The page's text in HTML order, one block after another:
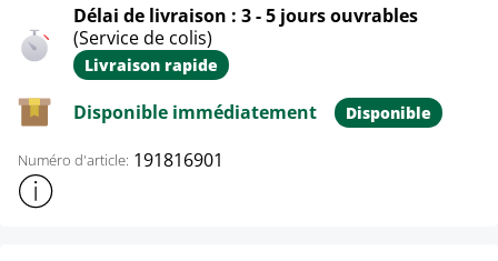
Délai de livraison : 3 - 5 jours ouvrables
(Service de colis)
Livraison rapide
Disponible immédiatement Disponible
Numéro d'article: 191816901
Afficher plus d'informations sur le produit